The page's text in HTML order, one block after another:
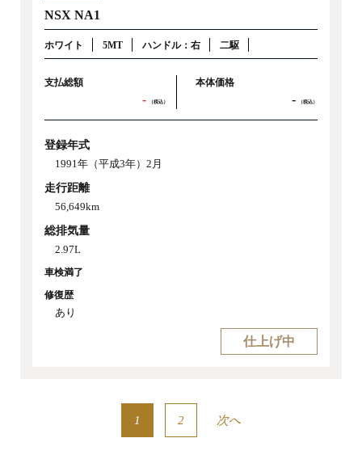
NSX NA1
ホワイト 5MT ハンドル：右 二駆
支払総額
- （税込）
本体価格
- （税込）
登録年式
1991年（平成3年）2月
走行距離
56,649km
総排気量
2.97L
車検満了
修復歴
あり
仕上げ中
1 2 次へ